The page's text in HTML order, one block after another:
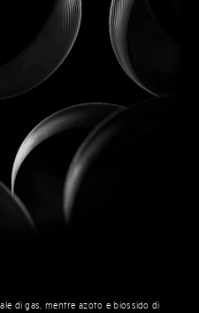
di gas, mentre azoto e biossido di